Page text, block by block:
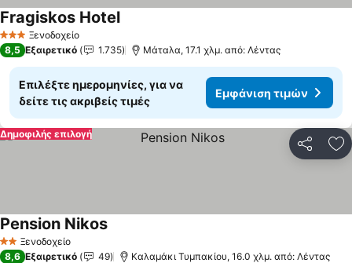
3 ΑστέριαΞενοδοχείο
Fragiskos HotelΕμφάνιση τιμών
8,5 Εξαιρετικό 1.735 Μάταλα, 17.1 χλμ. από: Λέντας
Επιλέξτε ημερομηνίες, για να
δείτε τις ακριβείς τιμές
Εμφάνιση τιμών
Δημοφιλής επιλογή
2 ΑστέριαΞενοδοχείο
Pension NikosΕμφάνιση τιμών
8,6 Εξαιρετικό 49 Καλαμάκι Τυμπακίου, 16.0 χλμ. από: Λέντας